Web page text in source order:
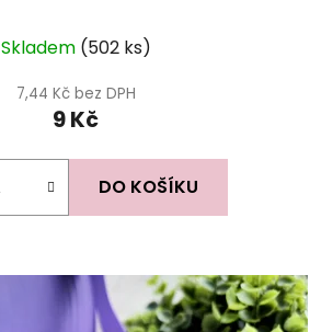
Skladem (502 ks)
7,44 Kč bez DPH
9 Kč
DO KOŠÍKU